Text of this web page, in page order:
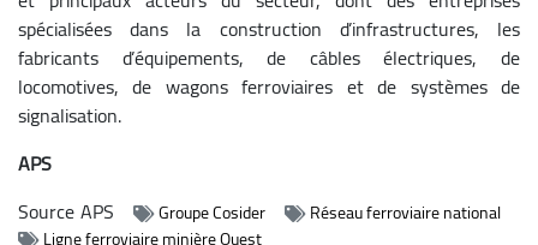
spécialisées dans la construction d’infrastructures, les
fabricants d’équipements, de câbles électriques, de
locomotives, de wagons ferroviaires et de systèmes de
signalisation.
APS
SourceAPS Groupe Cosider
Réseau ferroviaire national
Ligne ferroviaire minière Ouest